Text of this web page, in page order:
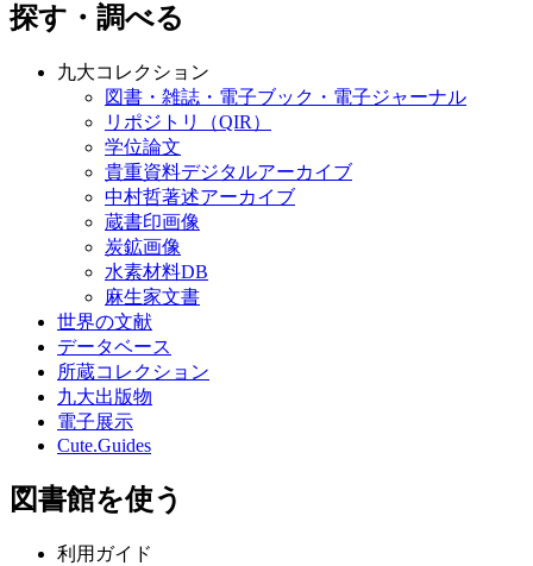
探す・調べる
九大コレクション
図書・雑誌・電子ブック・電子ジャーナル
リポジトリ（QIR）
学位論文
貴重資料デジタルアーカイブ
中村哲著述アーカイブ
蔵書印画像
炭鉱画像
水素材料DB
麻生家文書
世界の文献
データベース
所蔵コレクション
九大出版物
電子展示
Cute.Guides
図書館を使う
利用ガイド